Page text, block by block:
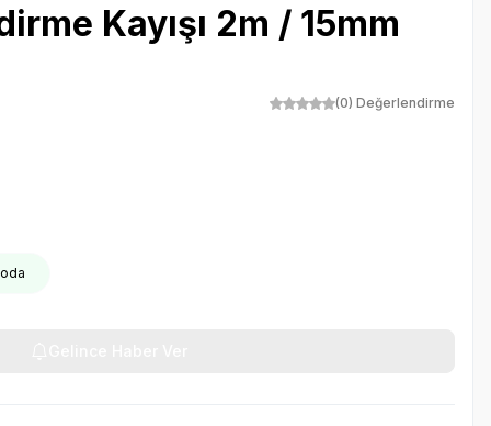
Kayışı 2m / 15mm
(0) Değerlendirme